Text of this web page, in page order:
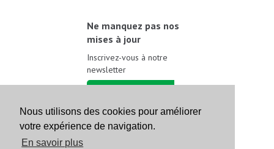
Nous utilisons des cookies pour améliorer
votre expérience de navigation.
En savoir plus
Ne manquez pas nos
mises à jour
Inscrivez-vous à notre
newsletter
Suivez-nous sur les